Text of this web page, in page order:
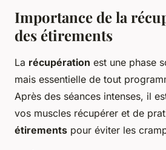
Importance de la
des étirements
La récupération est une phase
mais essentielle de tout
Après des séances intenses, il
vos muscles récupérer et de
étirements pour éviter les